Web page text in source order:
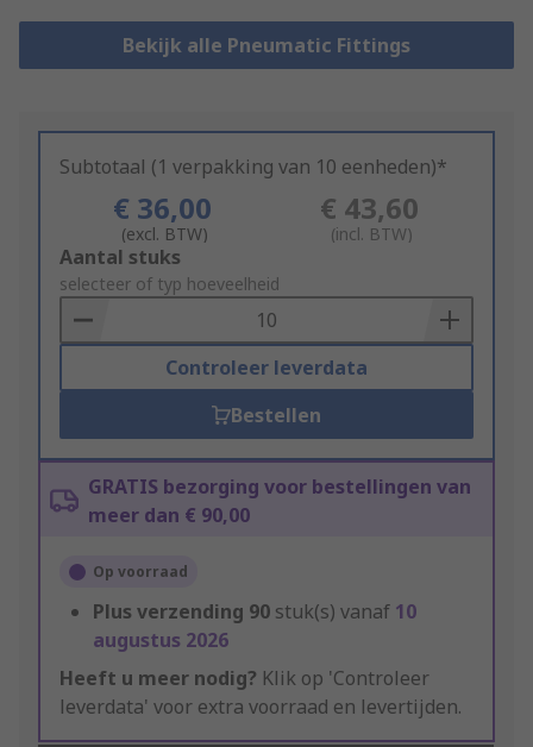
Bekijk alle Pneumatic Fittings
Subtotaal (1 verpakking van 10 eenheden)*
€ 36,00
(excl. BTW)
€ 43,60
(incl. BTW)
Add
to
Basket
Aantal stuks
selecteer of typ hoeveelheid
Controleer leverdata
Bestellen
GRATIS bezorging voor bestellingen van
meer dan € 90,00
Op voorraad
Plus verzending 90 stuk(s) vanaf 10
augustus 2026
Heeft u meer nodig? Klik op 'Controleer
leverdata' voor extra voorraad en levertijden.